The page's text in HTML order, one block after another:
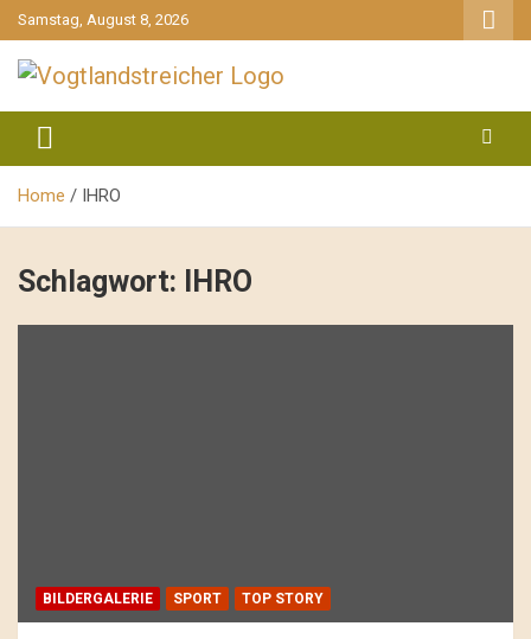
gehe
zum
Inhalt
Samstag, August 8, 2026
Vogtlandstreicher
Home IHRO
Schlagwort: IHRO
BILDERGALERIE SPORT TOP STORY